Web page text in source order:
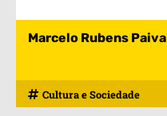
Marcelo Rubens Paiva
Cultura e Sociedade